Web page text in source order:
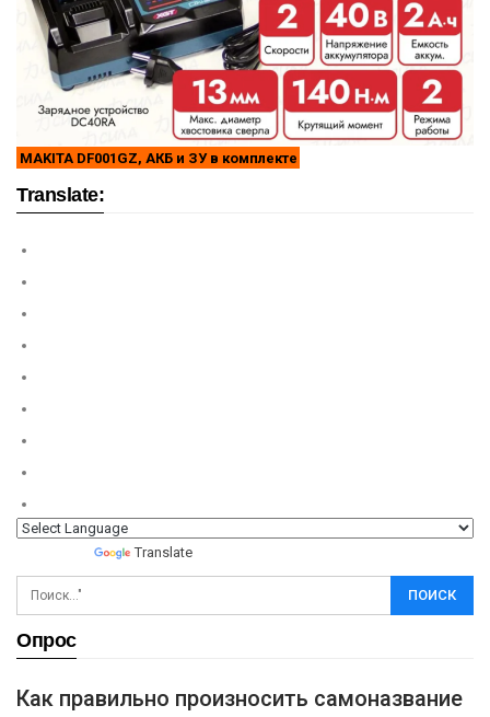
MAKITA DF001GZ, АКБ и ЗУ в комплекте
Translate:
Translate
Опрос
Как правильно произносить самоназвание